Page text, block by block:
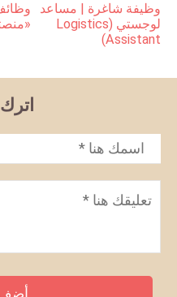
وظيفة شاغرة | مساعد
لوجستي (Logistics
Assistant)
«منصتي
الاسم *
تعليق